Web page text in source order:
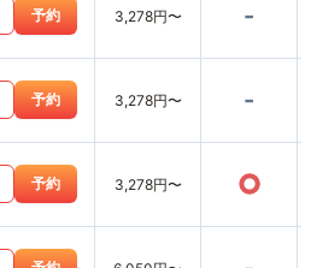
予約 3,278円〜 -
予約 3,278円〜 -
予約 3,278円〜 ○